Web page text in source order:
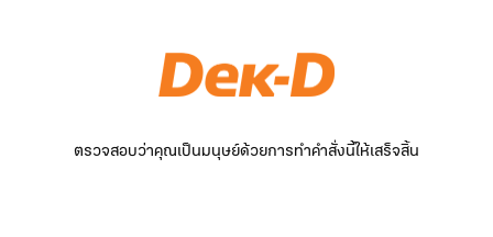
ตรวจสอบว่าคุณเป็นมนุษย์ด้วยการทำคำสั่งนี้ให้เสร็จสิ้น